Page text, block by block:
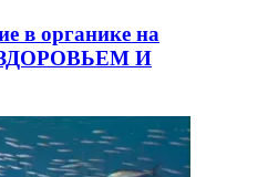
в органике на
И